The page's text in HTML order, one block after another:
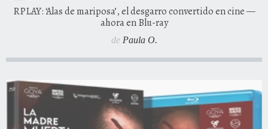
RPLAY: ‘Alas de mariposa’, el desgarro convertido en cine —
ahora en Blu-ray
de Paula O.